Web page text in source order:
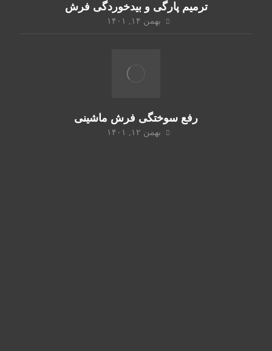
ترمیم پارگی و بیدخوردگی فرش
بهمن ۱۴, ۱۴۰۱
رفع سوختگی فرش ماشینی
بهمن ۱۲, ۱۴۰۱